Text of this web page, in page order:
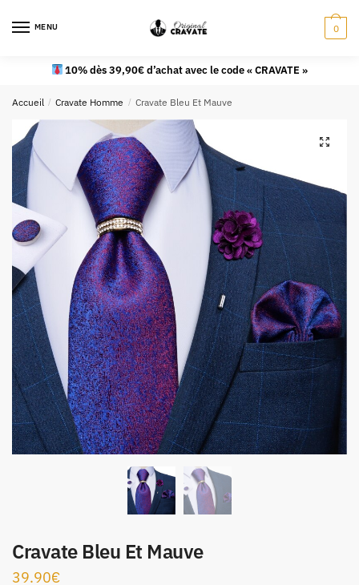
MENU 0
10% dès 39,90€ d’achat avec le code « CRAVATE »
Accueil / Cravate Homme / Cravate Bleu Et Mauve
Cravate Bleu Et Mauve
39.90€